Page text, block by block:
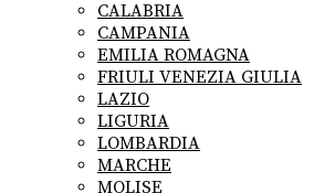
CALABRIA
CAMPANIA
EMILIA ROMAGNA
FRIULI VENEZIA GIULIA
LAZIO
LIGURIA
LOMBARDIA
MARCHE
MOLISE